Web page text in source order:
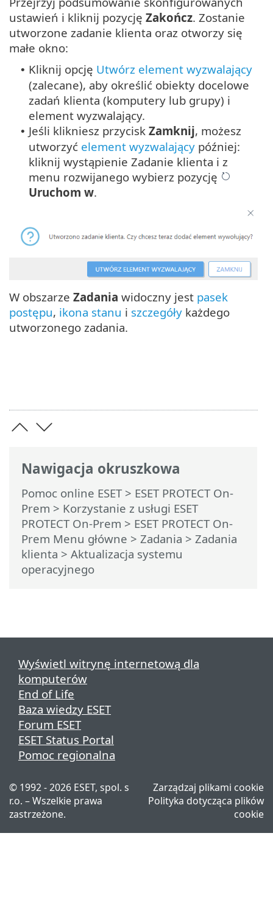
Nawigacja okruszkowa
Pomoc online ESET> ESET PROTECT On-
Prem > Korzystanie z usługi ESET
PROTECT On-Prem > ESET PROTECT On-
Prem Menu główne > Zadania > Zadania
klienta > Aktualizacja systemu
operacyjnego
ustawień i kliknij pozycję Zakończ. Zostanie
utworzone zadanie klienta oraz otworzy się
małe okno:
• Kliknij opcję Utwórz element wyzwalający
(zalecane), aby określić obiekty docelowe
zadań klienta (komputery lub grupy) i
element wyzwalający.
• Jeśli klikniesz przycisk Zamknij, możesz
utworzyć element wyzwalający później:
kliknij wystąpienie Zadanie klienta i z
menu rozwijanego wybierz pozycję
Uruchom w.
W obszarze Zadania widoczny jest pasek
postępu, ikona stanu i szczegóły każdego
utworzonego zadania.
Wyświetl witrynę internetową dla
komputerów
End of Life
Baza wiedzy ESET
Forum ESET
ESET Status Portal
Pomoc regionalna
© 1992 - 2026 ESET, spol. s
r.o. – Wszelkie prawa
zastrzeżone.
Zarządzaj plikami cookie
Polityka dotycząca plików
cookie